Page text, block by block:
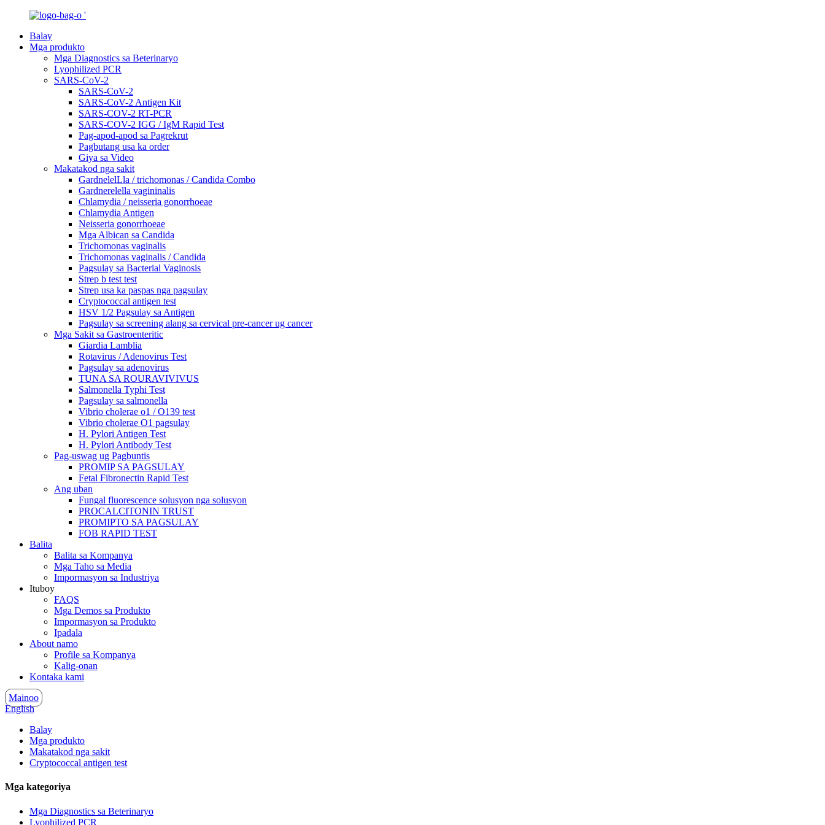
Balay
Mga produkto
Mga Diagnostics sa Beterinaryo
Lyophilized PCR
SARS-CoV-2
SARS-CoV-2
SARS-CoV-2 Antigen Kit
SARS-COV-2 RT-PCR
SARS-COV-2 IGG / IgM Rapid Test
Pag-apod-apod sa Pagrekrut
Pagbutang usa ka order
Giya sa Video
Makatakod nga sakit
GardnelelLla / trichomonas / Candida Combo
Gardnerelella vagininalis
Chlamydia / neisseria gonorrhoeae
Chlamydia Antigen
Neisseria gonorrhoeae
Mga Albican sa Candida
Trichomonas vaginalis
Trichomonas vaginalis / Candida
Pagsulay sa Bacterial Vaginosis
Strep b test test
Strep usa ka paspas nga pagsulay
Cryptococcal antigen test
HSV 1/2 Pagsulay sa Antigen
Pagsulay sa screening alang sa cervical pre-cancer ug cancer
Mga Sakit sa Gastroenteritic
Giardia Lamblia
Rotavirus / Adenovirus Test
Pagsulay sa adenovirus
TUNA SA ROURAVIVIVUS
Salmonella Typhi Test
Pagsulay sa salmonella
Vibrio cholerae o1 / O139 test
Vibrio cholerae O1 pagsulay
H. Pylori Antigen Test
H. Pylori Antibody Test
Pag-uswag ug Pagbuntis
PROMIP SA PAGSULAY
Fetal Fibronectin Rapid Test
Ang uban
Fungal fluorescence solusyon nga solusyon
PROCALCITONIN TRUST
PROMIPTO SA PAGSULAY
FOB RAPID TEST
Balita
Balita sa Kompanya
Mga Taho sa Media
Impormasyon sa Industriya
Ituboy
FAQS
Mga Demos sa Produkto
Impormasyon sa Produkto
Ipadala
About namo
Profile sa Kompanya
Kalig-onan
Kontaka kami
Mainoo
English
Balay
Mga produkto
Makatakod nga sakit
Cryptococcal antigen test
Mga kategoriya
Mga Diagnostics sa Beterinaryo
Lyophilized PCR